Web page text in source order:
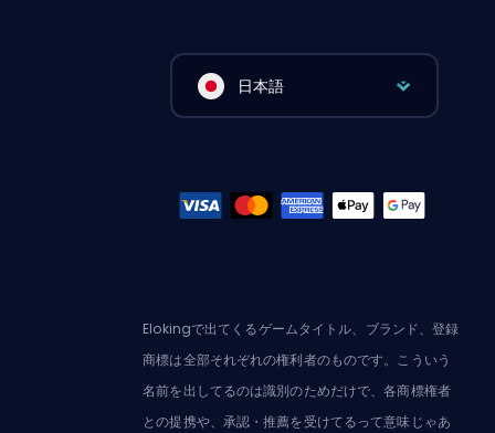
日本語
Elokingで出てくるゲームタイトル、ブランド、登録
商標は全部それぞれの権利者のものです。こういう
名前を出してるのは識別のためだけで、各商標権者
との提携や、承認・推薦を受けてるって意味じゃあ